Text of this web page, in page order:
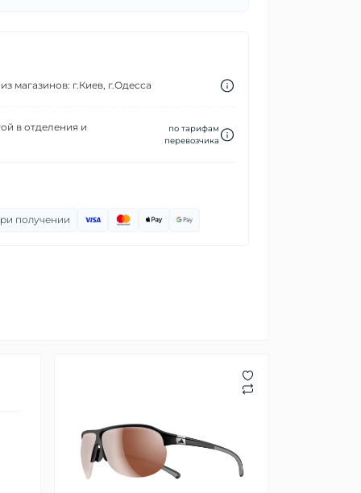
магазинов: г.Киев, г.Одесса
в отделения и
по тарифам
перевозчика
получении